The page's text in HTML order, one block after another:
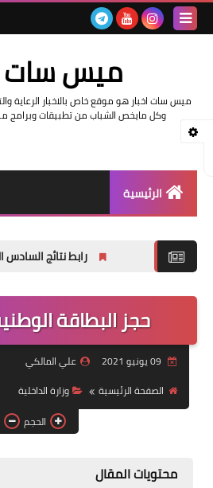
ميس سات
ميس سات اخبار هو موقع خاص بالاخبار الرعاية
وكل مايخص الشباب من تطبيقات وبرامج
الرئيسية
التقاعد
قسم
قطع
رابط نتائج السادس الاعدادي 2026 الدور الاول في العراق | موقع نتائجنا
حجز البطاقة
علي المالكي
الصفحة الرئيسية
وزارة الداخلية
الحجم
محتويات المقال